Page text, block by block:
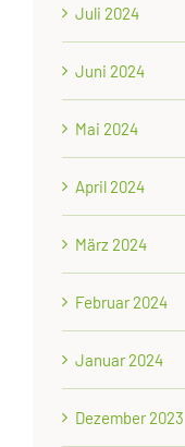
Juli 2024
Juni 2024
Mai 2024
April 2024
März 2024
Februar 2024
Januar 2024
Dezember 2023